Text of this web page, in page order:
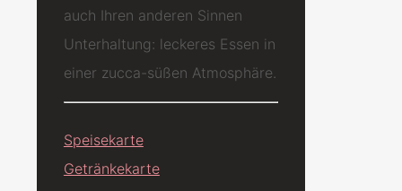
auch Ihren anderen Sinnen
Unterhaltung: leckeres Essen in
einer zucca-süßen Atmosphäre.
Speisekarte
Getränkekarte